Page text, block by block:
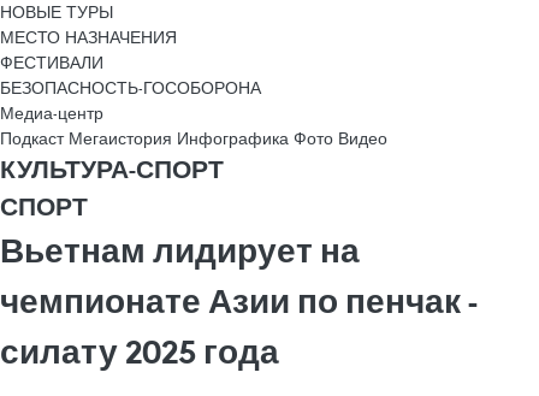
НОВЫЕ ТУРЫ
МЕСТО НАЗНАЧЕНИЯ
ФЕСТИВАЛИ
БЕЗОПАСНОСТЬ-ГОСОБОРОНА
Медиа-центр
Подкаст Мегаистория Инфографика Фото Видео
КУЛЬТУРА-СПОРТ
СПОРТ
Вьетнам лидирует на
чемпионате Азии по пенчак -
силату 2025 года